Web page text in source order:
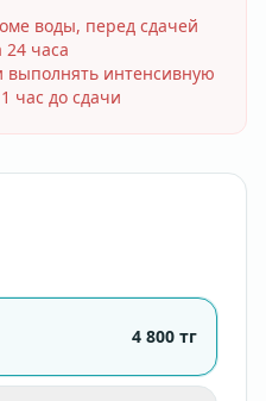
воды, перед сдачей
24 часа
выполнять интенсивную
час до сдачи
4 800 тг